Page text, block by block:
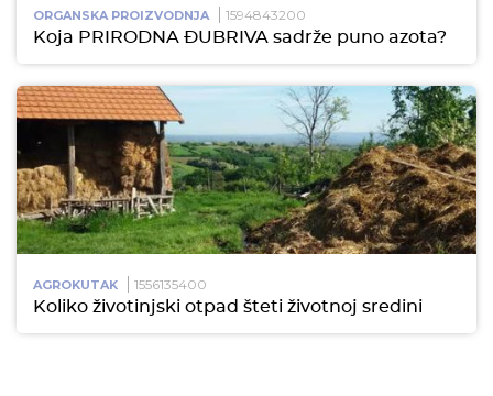
ORGANSKA PROIZVODNJA 1594843200
Koja PRIRODNA ĐUBRIVA sadrže puno azota?
AGROKUTAK 1556135400
Koliko životinjski otpad šteti životnoj sredini